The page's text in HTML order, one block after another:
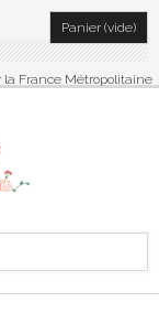
Panier (vide)
la France Métropolitaine